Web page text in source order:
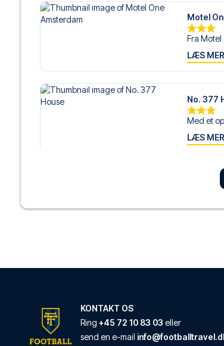
Motel
Fra Motel
LÆS
No. 377
Med et
LÆS
Hotel
KONTAKT OS
Ring +45 72 10 83 03 eller
send en e-mail